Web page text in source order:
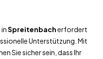
inSpreitenbacherfordert
Unterstützung. Mit
Sie sicher sein, dass Ihr